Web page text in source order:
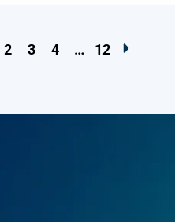
2 3 4 … 12